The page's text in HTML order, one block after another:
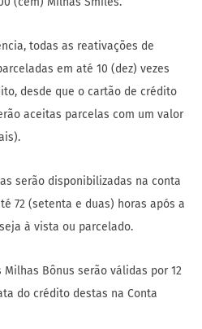
todas as reativações de
em até 10 (dez) vezes
desde que o cartão de crédito
aceitas parcelas com um valor
serão disponibilizadas na conta
72 (setenta e duas) horas após a
à vista ou parcelado.
Milhas Bônus serão válidas por 12
do crédito destas na Conta